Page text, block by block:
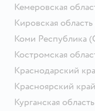
Кемеровская
Кировская область
Коми Республика
Костромская
Краснодарский
Красноярский край
Курганская область